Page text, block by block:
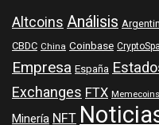
Altcoins Análisis
CBDC China Coinbase
Empresa España
Exchanges FTX Memecoins
Minería NFT